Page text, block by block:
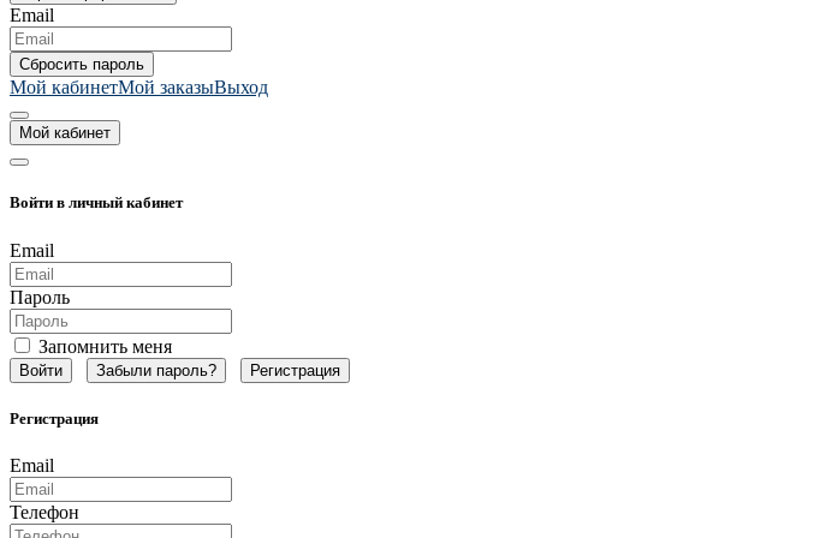
Email
Мой кабинетМой заказыВыход
Мой кабинет
Войти в личный кабинет
Email
Пароль
Запомнить меня
Забыли пароль? Регистрация
Регистрация
Email
Телефон